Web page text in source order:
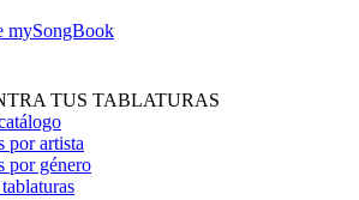
mySongBook
TUS TABLATURAS
por artista
por género